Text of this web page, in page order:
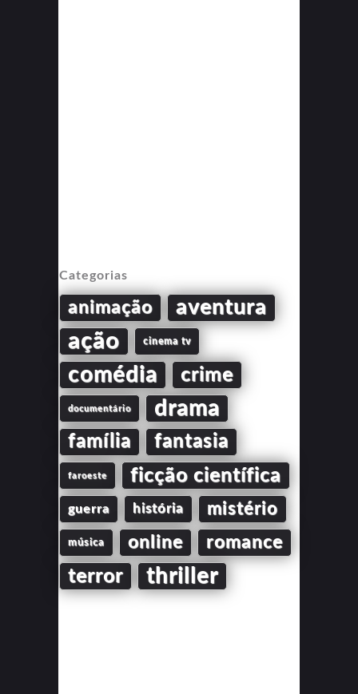
Categorias
animação aventura
ação cinema tv
comédia crime
documentário drama
família fantasia
faroeste ficção científica
guerra história mistério
música online romance
terror thriller